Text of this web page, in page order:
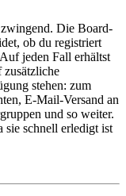
Die Board-
ob du registriert
jeden Fall erhältst
stehen: zum
E-Mail-Versand an
und so weiter.
sie schnell erledigt ist